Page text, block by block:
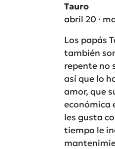
Tauro
abril 20 ·
Los papás
también
repente no
así que lo
amor, que
económica
les gusta
tiempo le